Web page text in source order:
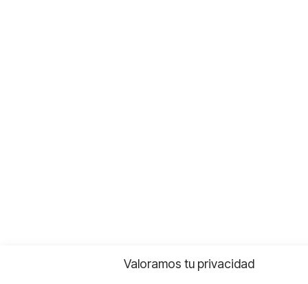
Valoramos tu privacidad